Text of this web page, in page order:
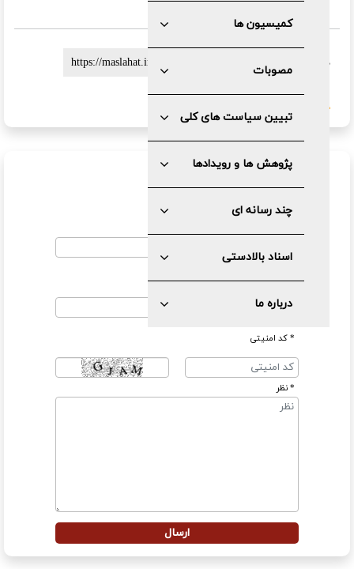
کمیسیون ها
مصوبات
تبیین سیاست های کلی
پژوهش ها و رویدادها
چند رسانه ای
اسناد بالادستی
درباره ما
لینک کوتاه :
ایمیل
* کد امنیتی
* نظر